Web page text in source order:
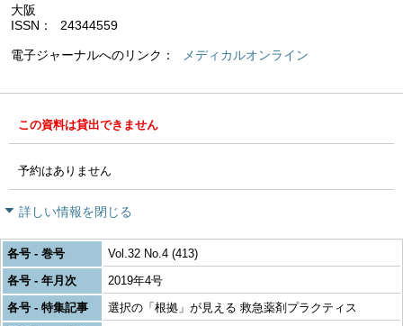
大阪
ISSN
24344559
電子ジャーナルへのリンク メディカルオンライン
この資料は貸出できません
予約はありません
詳しい情報を閉じる
各号 - 巻号
Vol.32 No.4 (413)
各号 - 年月次
2019年4号
各号 - 特集記事
選択の「根拠」が見える 救急薬剤プラクティス